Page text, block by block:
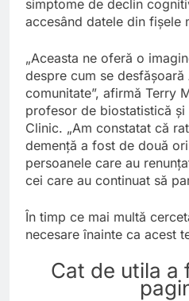
simptome de declin
accesând datele din fișele
„Aceasta ne oferă o
despre cum se desfășoară
comunitate”, afirmă Terry
profesor de biostatistică și
Clinic. „Am constatat că
demență a fost de două
persoanele care au
cei care au continuat să
În timp ce mai multă
necesare înainte ca acest
Cat de utila a